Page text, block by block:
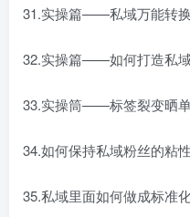
31.实操篇——私域万能转
32.实操篇——如何打造私
33.实操筒——标签裂变晒
34.如何保持私域粉丝的粘
35.私域里面如何做成标准